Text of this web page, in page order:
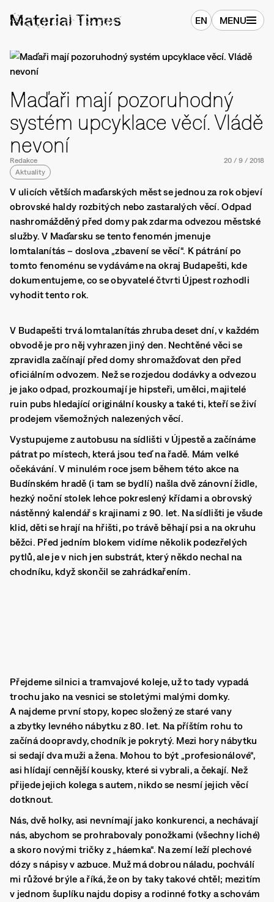
EN MENU
Maďaři mají pozoruhodný
systém upcyklace věcí. Vládě
nevoní
Redakce 20 / 9 / 2018
Aktuality
V ulicích větších maďarských měst se jednou za rok objeví
obrovské haldy rozbitých nebo zastaralých věcí. Odpad
nashromážděný před domy pak zdarma odvezou městské
služby. V Maďarsku se tento fenomén jmenuje
lomtalanítás – doslova „zbavení se věcí“. K pátrání po
tomto fenoménu se vydáváme na okraj Budapešti, kde
dokumentujeme, co se obyvatelé čtvrti Újpest rozhodli
vyhodit tento rok.
V Budapešti trvá lomtalanítás zhruba deset dní, v každém
obvodě je pro něj vyhrazen jiný den. Nechtěné věci se
zpravidla začínají před domy shromažďovat den před
oficiálním odvozem. Než se rozjedou dodávky a odvezou
je jako odpad, prozkoumají je hipsteři, umělci, majitelé
ruin pubs hledající originální kousky a také ti, kteří se živí
prodejem všemožných nalezených věcí.
Vystupujeme z autobusu na sídlišti v Újpestě a začínáme
pátrat po místech, která jsou teď na řadě. Mám velké
očekávání. V minulém roce jsem během této akce na
Budínském hradě (i tam se bydlí) našla dvě zánovní židle,
hezký noční stolek lehce pokreslený křídami a obrovský
nástěnný kalendář s krajinami z 90. let. Na sídlišti je všude
klid, děti se hrají na hřišti, po trávě běhají psi a na okruhu
běžci. Před jedním blokem vidíme několik podezřelých
pytlů, ale je v nich jen substrát, který někdo nechal na
chodníku, když skončil se zahrádkařením.
Přejdeme silnici a tramvajové koleje, už to tady vypadá
trochu jako na vesnici se stoletými malými domky.
A najdeme první stopy, kopec složený ze staré vany
a zbytky levného nábytku z 80. let. Na příštím rohu to
začíná doopravdy, chodník je pokrytý. Mezi hory nábytku
si sedají dva muži a žena. Mohou to být „profesionálové“,
asi hlídají cennější kousky, které si vybrali, a čekají. Než
přijede jejich kolega s autem, nikdo se nesmí jejich věcí
dotknout.
Nás, dvě holky, asi nevnímají jako konkurenci, a nechávají
nás, abychom se prohrabovaly ponožkami (všechny liché)
a skoro novými tričky z „háemka“. Na zemí leží plechové
dózy s nápisy v azbuce. Muž má dobrou náladu, pochválí
mi růžové brýle a říká, že on by taky takové chtěl; mezitím
v jednom šuplíku najdu dopisy a rodinné fotky a schovám